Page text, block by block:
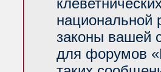
национальной
законы вашей
для форумов